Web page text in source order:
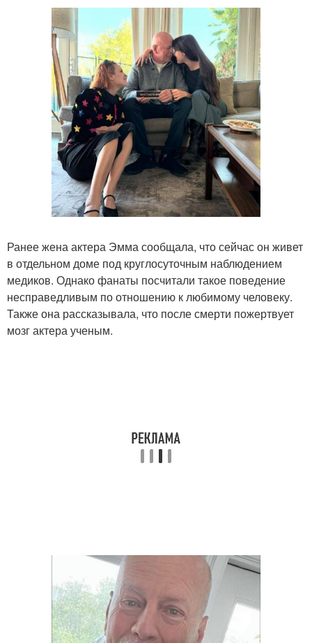
Ранее жена актера Эмма сообщала, что сейчас он живет
в отдельном доме под круглосуточным наблюдением
медиков. Однако фанаты посчитали такое поведение
несправедливым по отношению к любимому человеку.
Также она рассказывала, что после смерти пожертвует
мозг актера ученым.